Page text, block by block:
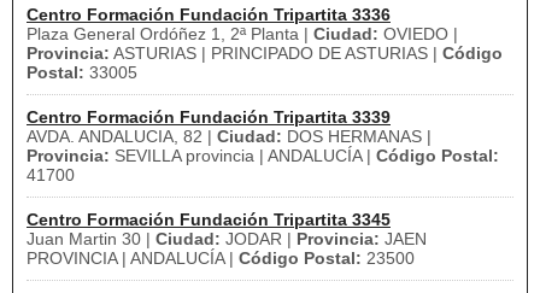
Centro Formación Fundación Tripartita 3336
Plaza General Ordóñez 1, 2ª Planta | Ciudad: OVIEDO |
Provincia: ASTURIAS | PRINCIPADO DE ASTURIAS | Código
Postal: 33005
Centro Formación Fundación Tripartita 3339
AVDA. ANDALUCIA, 82 | Ciudad: DOS HERMANAS |
Provincia: SEVILLA provincia | ANDALUCÍA | Código Postal:
41700
Centro Formación Fundación Tripartita 3345
Juan Martin 30 | Ciudad: JODAR | Provincia: JAEN
PROVINCIA | ANDALUCÍA | Código Postal: 23500